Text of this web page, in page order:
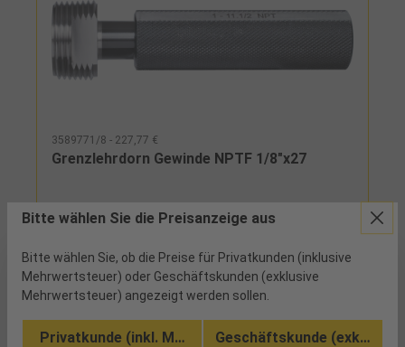
3589771/8 - 227,77 €
Grenzlehrdorn Gewinde NPTF 1/8"x27
ab Werk
gehärtet, entspannt, Messflächen geschliffen und
feinst geläppt, zweistufig mit Gut- und
Ausschussstufe
Vergleichen
Bitte wählen Sie die Preisanzeige aus
Bitte wählen Sie, ob die Preise für Privatkunden (inklusive
Mehrwertsteuer) oder Geschäftskunden (exklusive
Mehrwertsteuer) angezeigt werden sollen.
Privatkunde (inkl. MwSt.) Geschäftskunde (exkl.